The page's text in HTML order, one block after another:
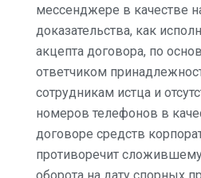
мессенджере в качестве
доказательства, как
акцепта договора, по
ответчиком
сотрудникам истца и
номеров телефонов в
договоре средств
противоречит